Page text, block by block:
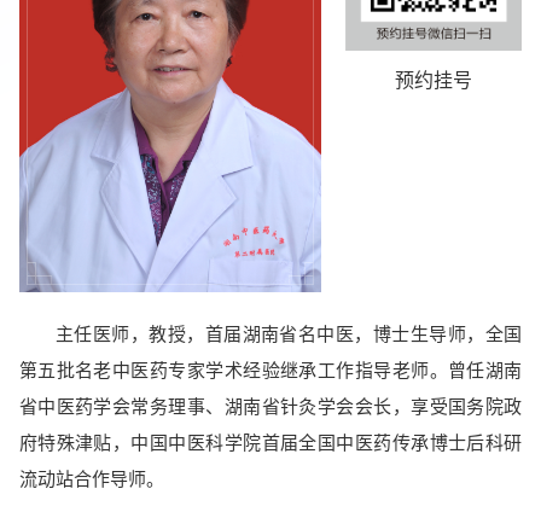
预约挂号
主任医师，教授，首届湖南省名中医，博士生导师，全国
第五批名老中医药专家学术经验继承工作指导老师。曾任湖南
省中医药学会常务理事、湖南省针灸学会会长，享受国务院政
府特殊津贴，中国中医科学院首届全国中医药传承博士后科研
流动站合作导师。